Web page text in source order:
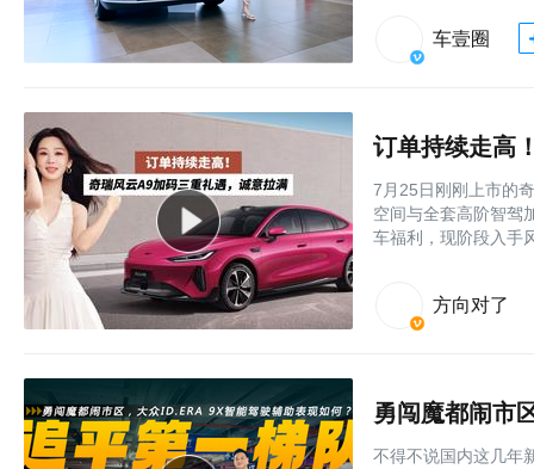
车壹圈
订单持续走高
7月25日刚刚上市的
空间与全套高阶智驾
车福利，现阶段入手
方向对了
勇闯魔都闹市
不得不说国内这几年